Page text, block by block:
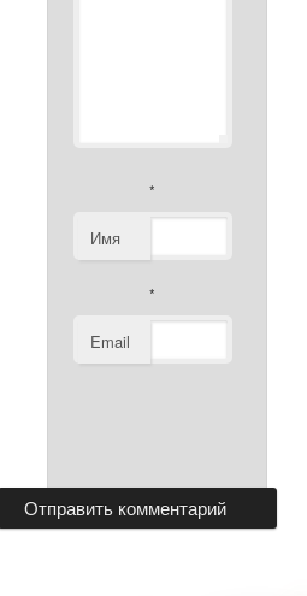
Имя
*
Email
*